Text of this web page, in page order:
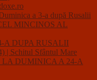
a 3-a după Rusalii
MINCINOS AL
A DUPA RUSALII
| Schitul Sfântul Mare
LA DUMINICA A 24-A